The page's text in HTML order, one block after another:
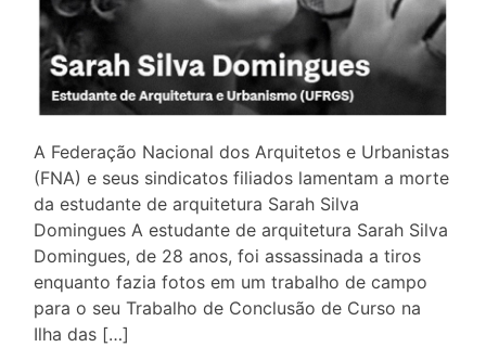
A Federação Nacional dos Arquitetos e Urbanistas
(FNA) e seus sindicatos filiados lamentam a morte
da estudante de arquitetura Sarah Silva
Domingues A estudante de arquitetura Sarah Silva
Domingues, de 28 anos, foi assassinada a tiros
enquanto fazia fotos em um trabalho de campo
para o seu Trabalho de Conclusão de Curso na
Ilha das […]